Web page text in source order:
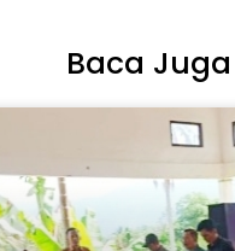
Baca Juga